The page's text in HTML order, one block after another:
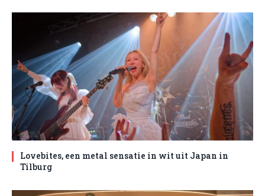
Lovebites, een metal sensatie in wit uit Japan in
Tilburg